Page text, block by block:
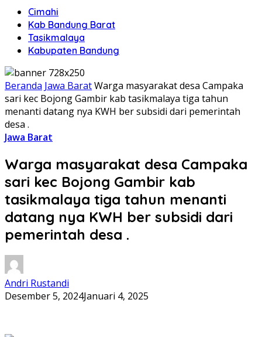
Cimahi
Kab Bandung Barat
Tasikmalaya
Kabupaten Bandung
Beranda Jawa BaratWarga masyarakat desa Campaka
sari kec Bojong Gambir kab tasikmalaya tiga tahun
menanti datang nya KWH ber subsidi dari pemerintah
desa .
Jawa Barat
Warga masyarakat desa Campaka
sari kec Bojong Gambir kab
tasikmalaya tiga tahun menanti
datang nya KWH ber subsidi dari
pemerintah desa .
Andri Rustandi
Desember 5, 2024Januari 4, 2025